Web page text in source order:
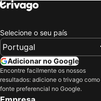
Selecione o seu país
Adicionar no Google
Encontre facilmente os nossos
resultados: adicione o trivago como
fonte preferencial no Google.